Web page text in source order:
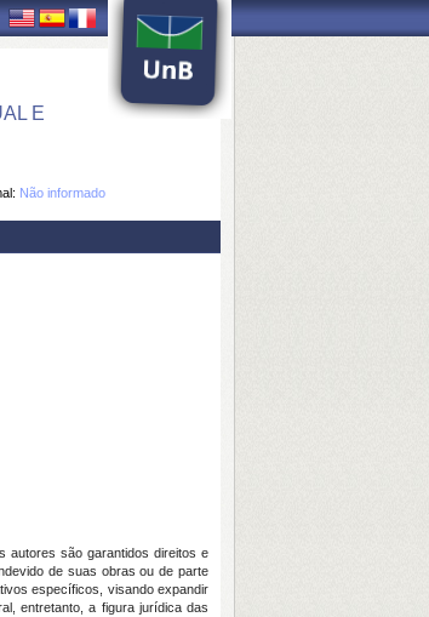
E
Não informado
autores são garantidos direitos e
de suas obras ou de parte
específicos, visando expandir
entretanto, a figura jurídica das